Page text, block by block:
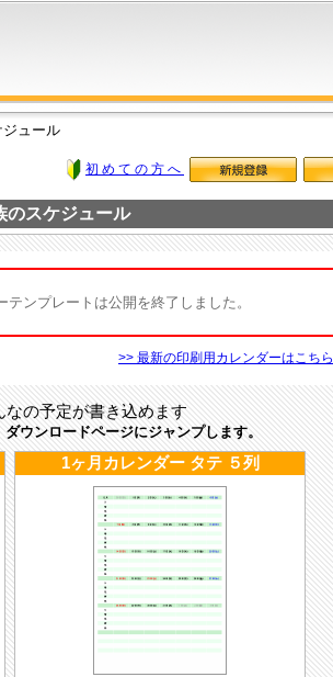
ュール
初めての方へ
のスケジュール
テンプレートは公開を終了しました。
>> 最新の印刷用カレンダーはこちら
なの予定が書き込めます
ウンロードページにジャンプします。
1ヶ月カレンダー タテ ５列